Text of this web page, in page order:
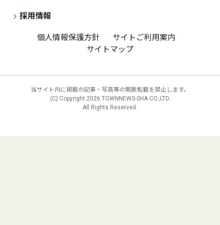
採用情報
個人情報保護方針
サイトご利用案内
サイトマップ
当サイト内に掲載の記事・写真等の無断転載を禁止します。
(C) Copyright 2026 TOWNNEWS-SHA CO.,LTD.
All Rights Reserved.